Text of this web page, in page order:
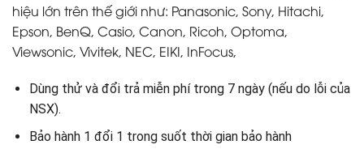
hiệu lớn trên thế giới như: Panasonic, Sony, Hitachi,
Epson, BenQ, Casio, Canon, Ricoh, Optoma,
Viewsonic, Vivitek, NEC, EIKI, InFocus,
Dùng thử và đổi trả miễn phí trong 7 ngày (nếu do lỗi của
NSX).
Bảo hành 1 đổi 1 trong suốt thời gian bảo hành